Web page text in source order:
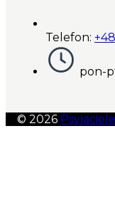
Telefon:
pon-
© 2026 Psyjaciele